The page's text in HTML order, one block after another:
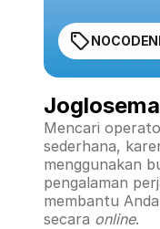
Mencari
sederhana,
menggunakan
pengalaman
membantu
secara online.